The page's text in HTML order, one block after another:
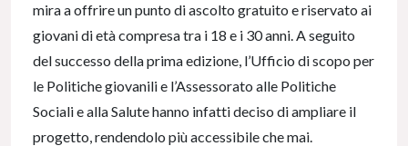
mira a offrire un punto di ascolto gratuito e riservato ai
giovani di età compresa tra i 18 e i 30 anni. A seguito
del successo della prima edizione, l’Ufficio di scopo per
le Politiche giovanili e l’Assessorato alle Politiche
Sociali e alla Salute hanno infatti deciso di ampliare il
progetto, rendendolo più accessibile che mai.